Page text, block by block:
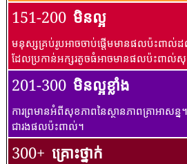
151-200 មិនល្អ
មនុស្សគ្រប់រូបអាចចាប់ផ្តើមមានផលប៉ះពា
ដែលប្រកាន់អក្សរតូចធំអាចមានផលប៉ះពាល់សុខ
201-300 មិនល្អខ្លាំង
ការព្រមានអំពីសុខភាពនៃស្ថានភាពគ្រាអាស
ជារងផលប៉ះពាល់។
300+ គ្រោះថ្នាក់